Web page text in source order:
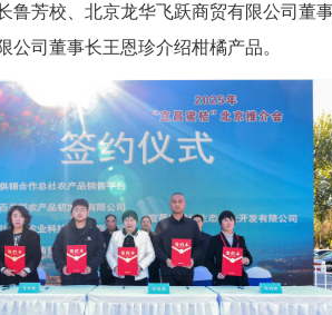
电
(张国荣 周建林)11月2日，
通协会会长鲁芳校、北京龙华
业开发有限公司董事长王恩珍介